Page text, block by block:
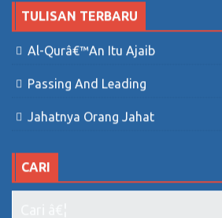
TULISAN TERBARU
Al-Qurâ€™an Itu Ajaib
Passing And Leading
Jahatnya Orang Jahat
CARI